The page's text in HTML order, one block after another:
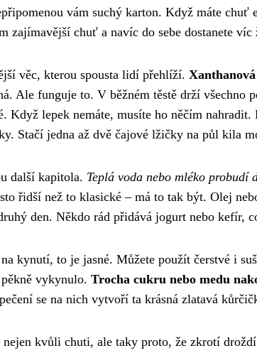
vám suchý karton. Když máte chuť
zajímavější chuť a navíc do sebe dostanete víc
věc, kterou spousta lidí přehlíží.
Ale funguje to. V běžném těstě drží všechno
Když lepek nemáte, musíte ho něčím
Stačí jedna až dvě čajové lžičky na půl kila
další kapitola. Teplá voda nebo mléko probudí
řidší než to klasické – má to tak být. Olej
den. Někdo rád přidává jogurt nebo kefír,
kynutí, to je jasné. Můžete použít čerstvé i
vykynulo. Trocha cukru nebo medu
se na nich vytvoří ta krásná zlatavá
nejen kvůli chuti, ale taky proto, že zkrotí